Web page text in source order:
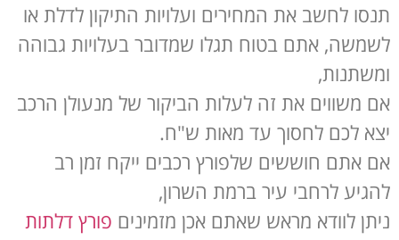
תנסו לחשב את המחירים ועלויות התיקון לדלת או
לשמשה, אתם בטוח תגלו שמדובר בעלויות גבוהה
ומשתנות,
אם משווים את זה לעלות הביקור של מנעולן הרכב
יצא לכם לחסוך עד מאות ש"ח.
אם אתם חוששים שלפורץ רכבים ייקח זמן רב
להגיע לרחבי עיר ברמת השרון,
ניתן לוודא מראש שאתם אכן מזמינים פורץ דלתות